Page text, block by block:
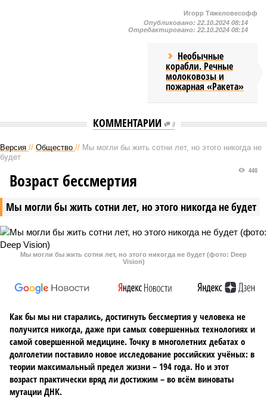
Игорр Тяжеловесофф
Опубликовано: 22.10.2024 08:14
Отредактировано: 22.10.2024 08:14
Необычные
корабли. Речные
молоковозы и
пожарная «Ракета»
КОММЕНТАРИИ 0
Версия // Общество // Мы могли бы жить сотни лет, но этого никогда не
будет
Мы могли бы жить сотни лет, но этого никогда не будет
440
Возраст бессмертия
Мы могли бы жить сотни лет, но этого никогда не будет (фото: Deep
Vision)
Как бы мы ни старались, достигнуть бессмертия у человека не
получится никогда, даже при самых совершенных технологиях и
самой совершенной медицине. Точку в многолетних дебатах о
долголетии поставило новое исследование российских учёных: в
теории максимальный предел жизни – 194 года. Но и этот
возраст практически вряд ли достижим – во всём виноваты
мутации ДНК.